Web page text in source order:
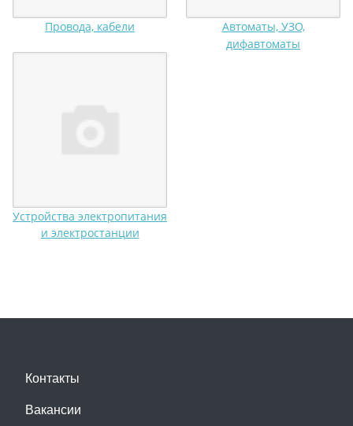
Провода, кабели
Автоматы, УЗО,
дифавтоматы
Устройства электропитания
и электростанции
Контакты
Вакансии